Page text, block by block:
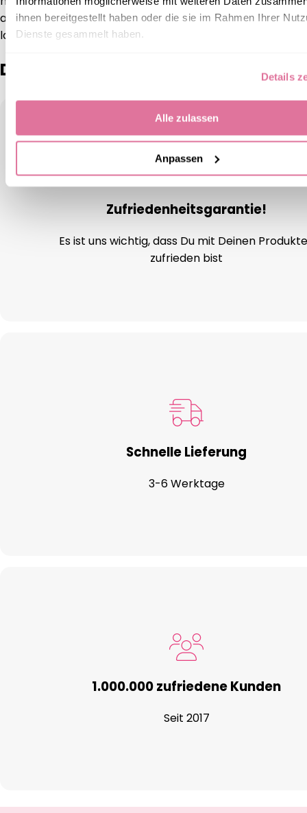
ihnen bereitgestellt haben oder die sie im Rahmen Ihrer
Dienste gesammelt haben.
Details
Alle zulassen
Anpassen
auf dem mitgeschickten Trägerpapier aufbewahren, so
lange, bis ihr sie wieder verwenden möchtet.
Das sagen unsere Kunden:
Zufriedenheitsgarantie!
Es ist uns wichtig, dass Du mit Deinen
zufrieden bist
Schnelle Lieferung
3-6 Werktage
1.000.000 zufriedene Kunden
Seit 2017